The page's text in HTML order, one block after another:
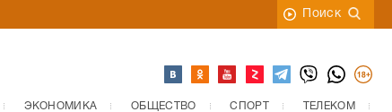
Поиск
ЭКОНОМИКА ОБЩЕСТВО СПОРТ
ТЕЛЕКОМ